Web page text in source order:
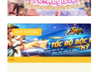
GIFTCODE